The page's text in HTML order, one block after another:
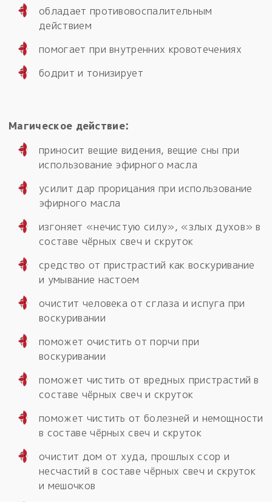
обладает противовоспалительным
действием
помогает при внутренних кровотечениях
бодрит и тонизирует
Магическое действие:
приносит вещие видения, вещие сны при
использование эфирного масла
усилит дар прорицания при использование
эфирного масла
изгоняет «нечистую силу», «злых духов» в
составе чёрных свеч и скруток
средство от пристрастий как воскуривание
и умывание настоем
очистит человека от сглаза и испуга при
воскуривании
поможет очистить от порчи при
воскуривании
поможет чистить от вредных пристрастий в
составе чёрных свеч и скруток
поможет чистить от болезней и немощности
в составе чёрных свеч и скруток
очистит дом от худа, прошлых ссор и
несчастий в составе чёрных свеч и скруток
и мешочков